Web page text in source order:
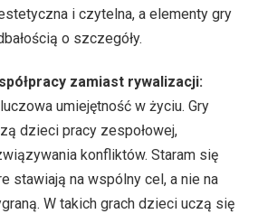
i czytelna, a elementy gry
o szczegóły.
zamiast rywalizacji:
umiejętność w życiu. Gry
dzieci pracy zespołowej,
konfliktów. Staram się
stawiają na wspólny cel, a nie na
W takich grach dzieci uczą się